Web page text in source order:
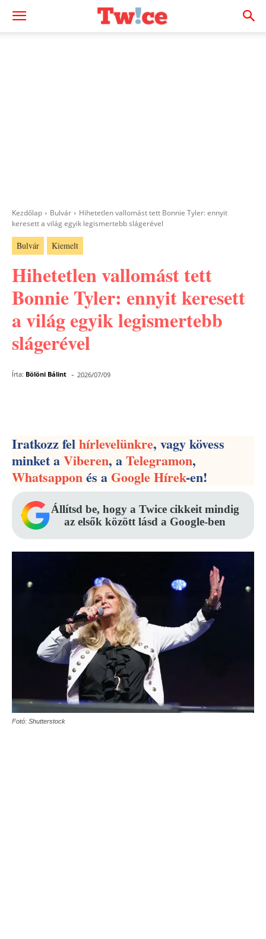
Kezdőlap Bulvár
Hihetetlen vallomást tett Bonnie Tyler: ennyit
keresett a világ egyik legismertebb slágerével
Bulvár Kiemelt
Hihetetlen vallomást tett
Bonnie Tyler: ennyit keresett
a világ egyik legismertebb
slágerével
Írta: Bölöni Bálint - 2026/07/09
Iratkozz felhírlevelünkre, vagy kövess
minket aViberen, aTelegramon,
Whatsapponés aGoogle Hírek-en!
Állítsd be, hogy a Twice cikkeit mindig
az elsők között lásd a Google-ben
Fotó: Shutterstock